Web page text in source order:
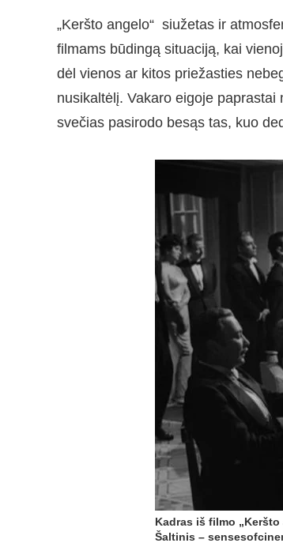
„Keršto angelo“ siužetas ir
filmams būdingą situaciją, kai
dėl vienos ar kitos priežasties
nusikaltėlį. Vakaro eigoje
svečias pasirodo besąs tas, kuo
Kadras iš filmo „Keršto
Šaltinis –